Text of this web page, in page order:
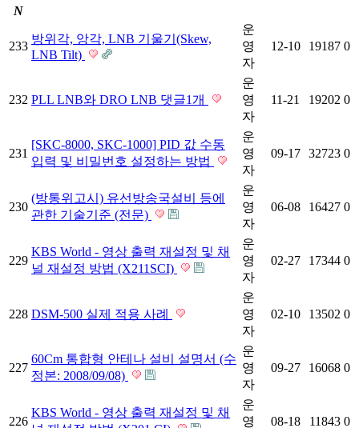
N
233
방위각, 앙각, LNB 기울기(Skew,
LNB Tilt)
운
영
자
12-10 19187 0
232 PLL LNB와 DRO LNB 댓글1개
운
영
자
11-21 19202 0
231
[SKC-8000, SKC-1000] PID 값 수동
입력 및 비밀번호 설정하는 방법
운
영
자
09-17 32723 0
230
(방통위고시) 유선방송국설비 등에
관한 기술기준 (전문)
운
영
자
06-08 16427 0
229
KBS World - 영상 출력 재설정 및 채
널 재설정 방법 (X211SCI)
운
영
자
02-27 17344 0
228 DSM-500 실제 적용 사례
운
영
자
02-10 13502 0
227
60Cm 통합형 안테나 설비 설명서 (수
정본: 2008/09/08)
운
영
자
09-27 16068 0
226
KBS World - 영상 출력 재설정 및 채
운
영
08-18 11843 0